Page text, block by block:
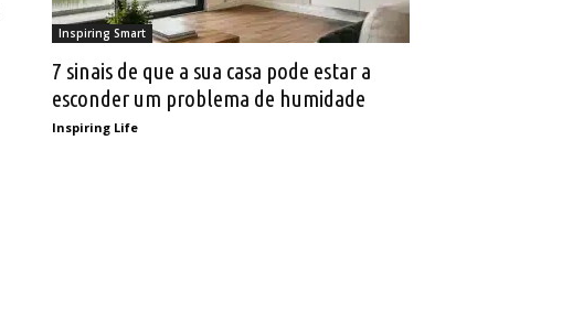
Inspiring Smart
7 sinais de que a sua casa pode estar a
esconder um problema de humidade
Inspiring Life